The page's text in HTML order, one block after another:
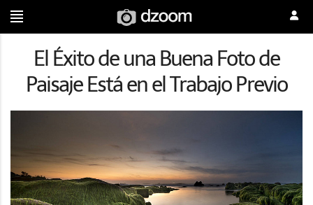
El Éxito de una Buena Foto de
Paisaje Está en el Trabajo Previo